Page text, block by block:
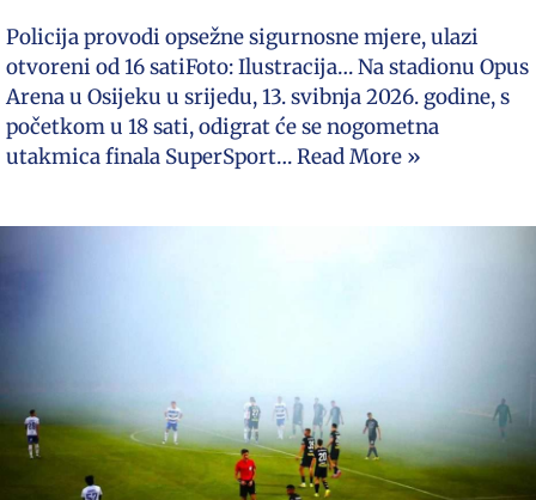
Policija provodi opsežne sigurnosne mjere, ulazi
otvoreni od 16 satiFoto: Ilustracija… Na stadionu Opus
Arena u Osijeku u srijedu, 13. svibnja 2026. godine, s
početkom u 18 sati, odigrat će se nogometna
utakmica finala SuperSport…Read More »